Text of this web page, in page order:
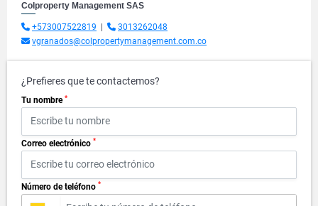
Colproperty Management SAS
+573007522819
3013262048
vgranados@colpropertymanagement.com.co
¿Prefieres que te contactemos?
Tu nombre *
Correo electrónico *
Número de teléfono *